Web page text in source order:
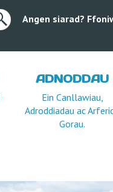
Angen siarad?
ADNODDAU
Ein Canllawiau,
Adroddiadau ac
Gorau.